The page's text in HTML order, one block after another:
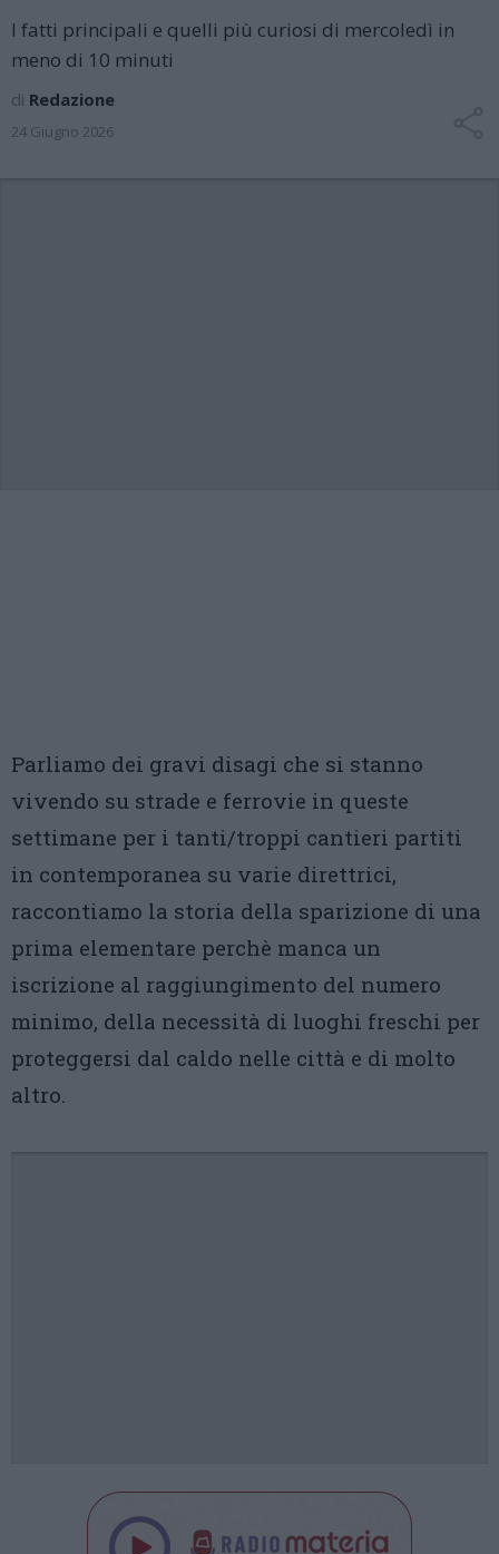
I fatti principali e quelli più curiosi di mercoledì in
meno di 10 minuti
di Redazione
24 Giugno 2026
Parliamo dei gravi disagi che si stanno
vivendo su strade e ferrovie in queste
settimane per i tanti/troppi cantieri partiti
in contemporanea su varie direttrici,
raccontiamo la storia della sparizione di una
prima elementare perchè manca un
iscrizione al raggiungimento del numero
minimo, della necessità di luoghi freschi per
proteggersi dal caldo nelle città e di molto
altro.